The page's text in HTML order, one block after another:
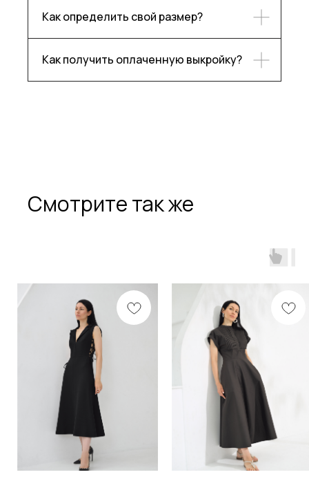
Как определить свой размер?
Как получить оплаченную выкройку?
Смотрите так же
ИП ОНАССИС ИННА ВАЛЕРЬЕВНА
ИНН 260105030398
Подпишитесь, чтобы следить
О бренде
Политика конфиденциальности
© 2023 Все права защищены
Любое копирование материалов сайта и элементов
включая изображения строго запрещены.